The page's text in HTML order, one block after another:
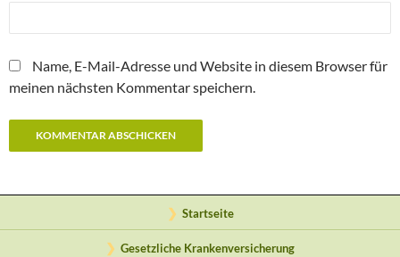
Name, E-Mail-Adresse und Website in diesem Browser für
meinen nächsten Kommentar speichern.
Startseite
Gesetzliche Krankenversicherung